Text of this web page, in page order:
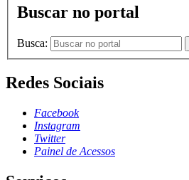
Buscar no portal
Busca:
Redes Sociais
Facebook
Instagram
Twitter
Painel de Acessos